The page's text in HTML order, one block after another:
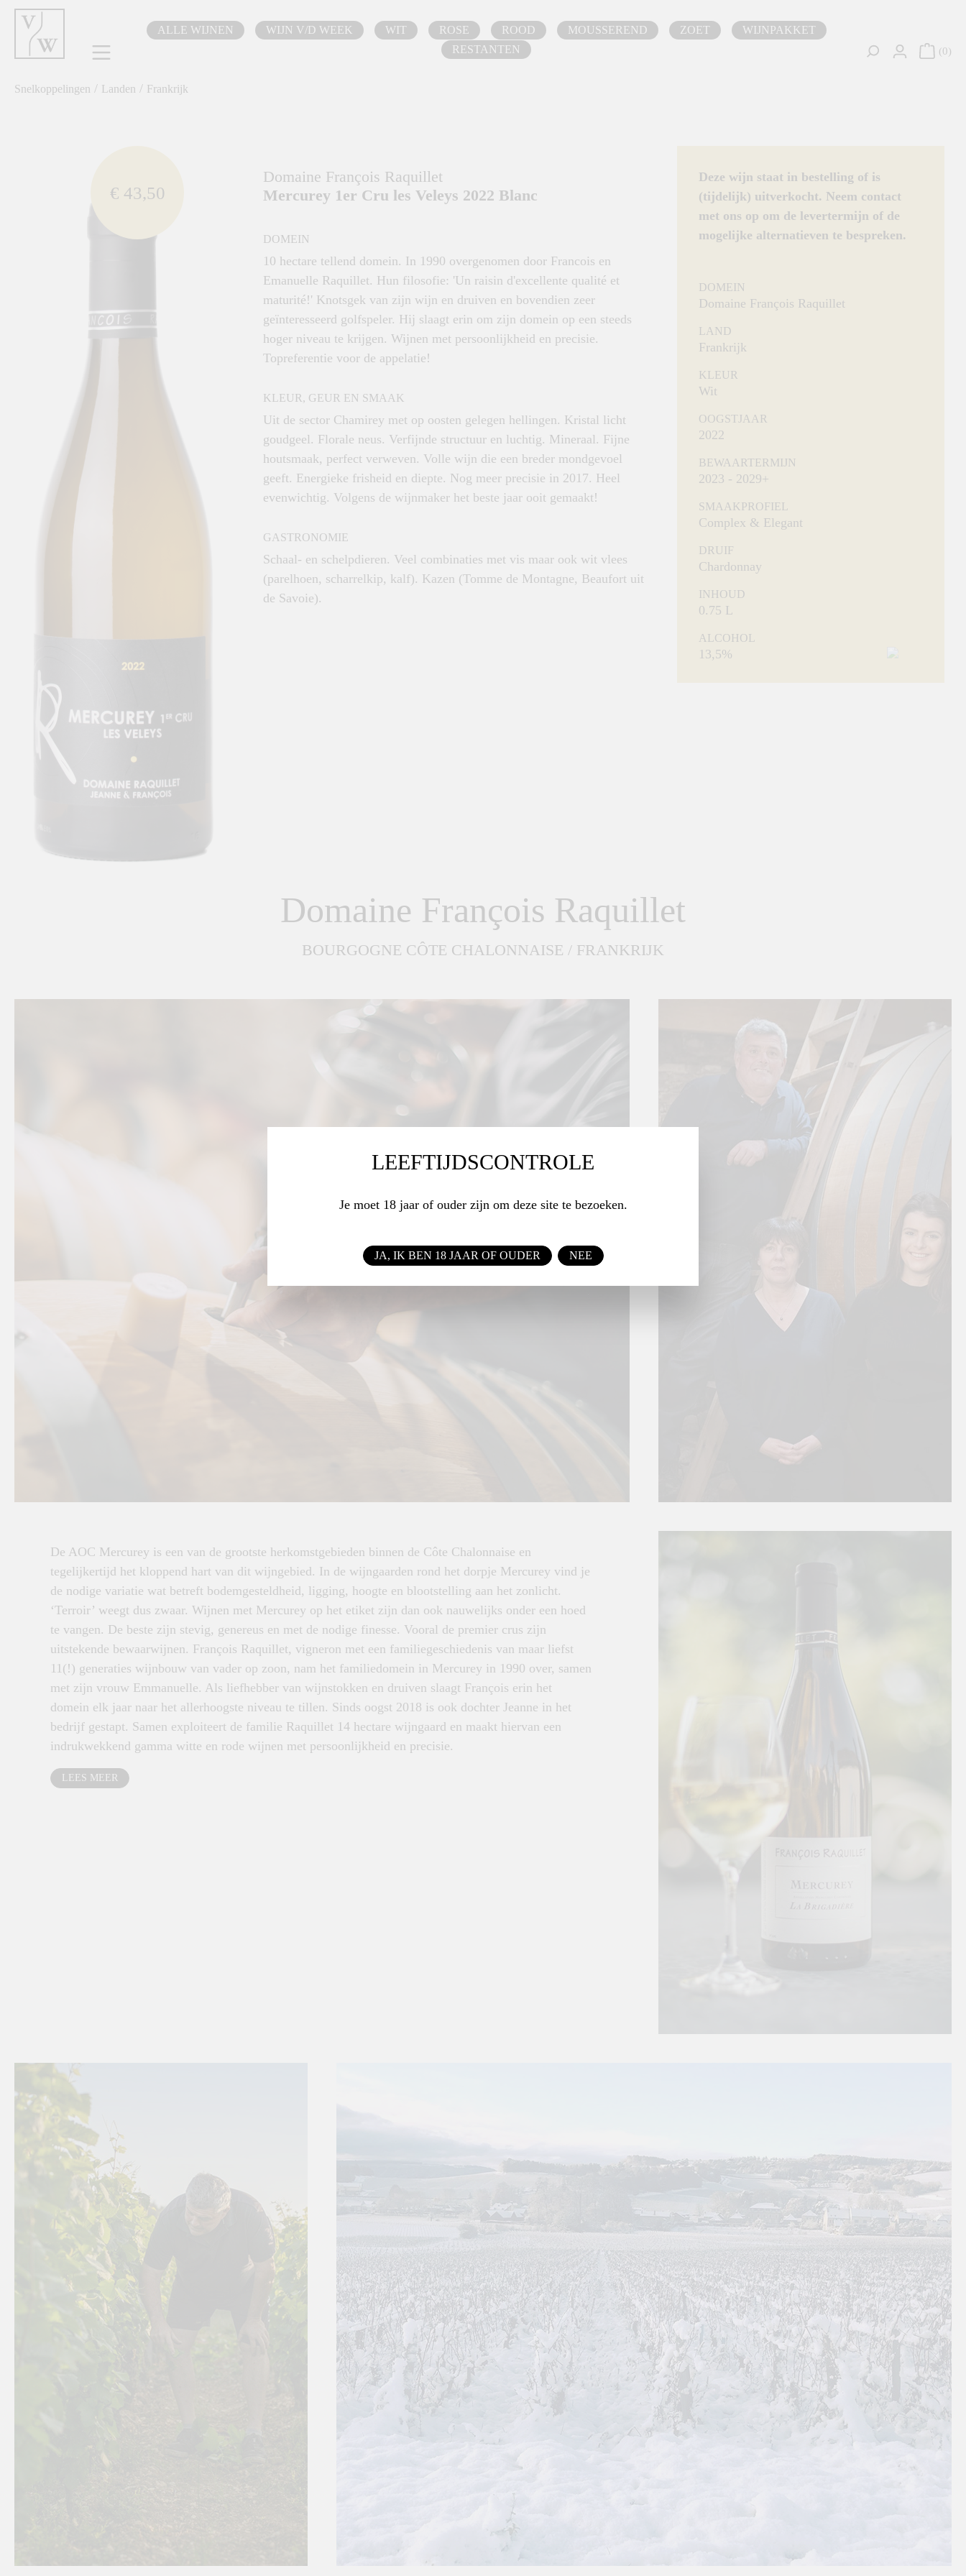
Ga naar de hoofdnavigatie
ALLE WIJNEN WIJN V/D WEEK WIT ROSE ROOD MOUSSEREND ZOET
WIJNPAKKET
RESTANTEN
0
Snelkoppelingen / Landen / Frankrijk
€ 43,50
Domaine François Raquillet
Mercurey 1er Cru les Veleys 2022 Blanc
DOMEIN
10 hectare tellend domein. In 1990 overgenomen door Francois en
Emanuelle Raquillet. Hun filosofie: 'Un raisin d'excellente qualité et
maturité!' Knotsgek van zijn wijn en druiven en bovendien zeer
geïnteresseerd golfspeler. Hij slaagt erin om zijn domein op een steeds
hoger niveau te krijgen. Wijnen met persoonlijkheid en precisie.
Topreferentie voor de appelatie!
KLEUR, GEUR EN SMAAK
Uit de sector Chamirey met op oosten gelegen hellingen. Kristal licht
goudgeel. Florale neus. Verfijnde structuur en luchtig. Mineraal. Fijne
houtsmaak, perfect verweven. Volle wijn die een breder mondgevoel
geeft. Energieke frisheid en diepte. Nog meer precisie in 2017. Heel
evenwichtig. Volgens de wijnmaker het beste jaar ooit gemaakt!
GASTRONOMIE
Schaal- en schelpdieren. Veel combinaties met vis maar ook wit vlees
(parelhoen, scharrelkip, kalf). Kazen (Tomme de Montagne, Beaufort uit
de Savoie).
Deze wijn staat in bestelling of is
(tijdelijk) uitverkocht. Neem contact
met ons op om de levertermijn of de
mogelijke alternatieven te bespreken.
DOMEIN
Domaine François Raquillet
LAND
Frankrijk
KLEUR
Wit
OOGSTJAAR
2022
BEWAARTERMIJN
2023 - 2029+
SMAAKPROFIEL
Complex & Elegant
DRUIF
Chardonnay
INHOUD
0.75 L
ALCOHOL
13,5%
Domaine François Raquillet
BOURGOGNE CÔTE CHALONNAISE / FRANKRIJK
De AOC Mercurey is een van de grootste herkomstgebieden binnen de Côte Chalonnaise en
tegelijkertijd het kloppend hart van dit wijngebied. In de wijngaarden rond het dorpje Mercurey vind je
de nodige variatie wat betreft bodemgesteldheid, ligging, hoogte en blootstelling aan het zonlicht.
‘Terroir’ weegt dus zwaar. Wijnen met Mercurey op het etiket zijn dan ook nauwelijks onder een hoed
te vangen. De beste zijn stevig, genereus en met de nodige finesse. Vooral de premier crus zijn
uitstekende bewaarwijnen. François Raquillet, vigneron met een familiegeschiedenis van maar liefst
11(!) generaties wijnbouw van vader op zoon, nam het familiedomein in Mercurey in 1990 over, samen
met zijn vrouw Emmanuelle. Als liefhebber van wijnstokken en druiven slaagt François erin het
domein elk jaar naar het allerhoogste niveau te tillen. Sinds oogst 2018 is ook dochter Jeanne in het
bedrijf gestapt. Samen exploiteert de familie Raquillet 14 hectare wijngaard en maakt hiervan een
indrukwekkend gamma witte en rode wijnen met persoonlijkheid en precisie.
LEES MEER
LEEFTIJDSCONTROLE
Je moet 18 jaar of ouder zijn om deze site te bezoeken.
JA, IK BEN 18 JAAR OF OUDER NEE